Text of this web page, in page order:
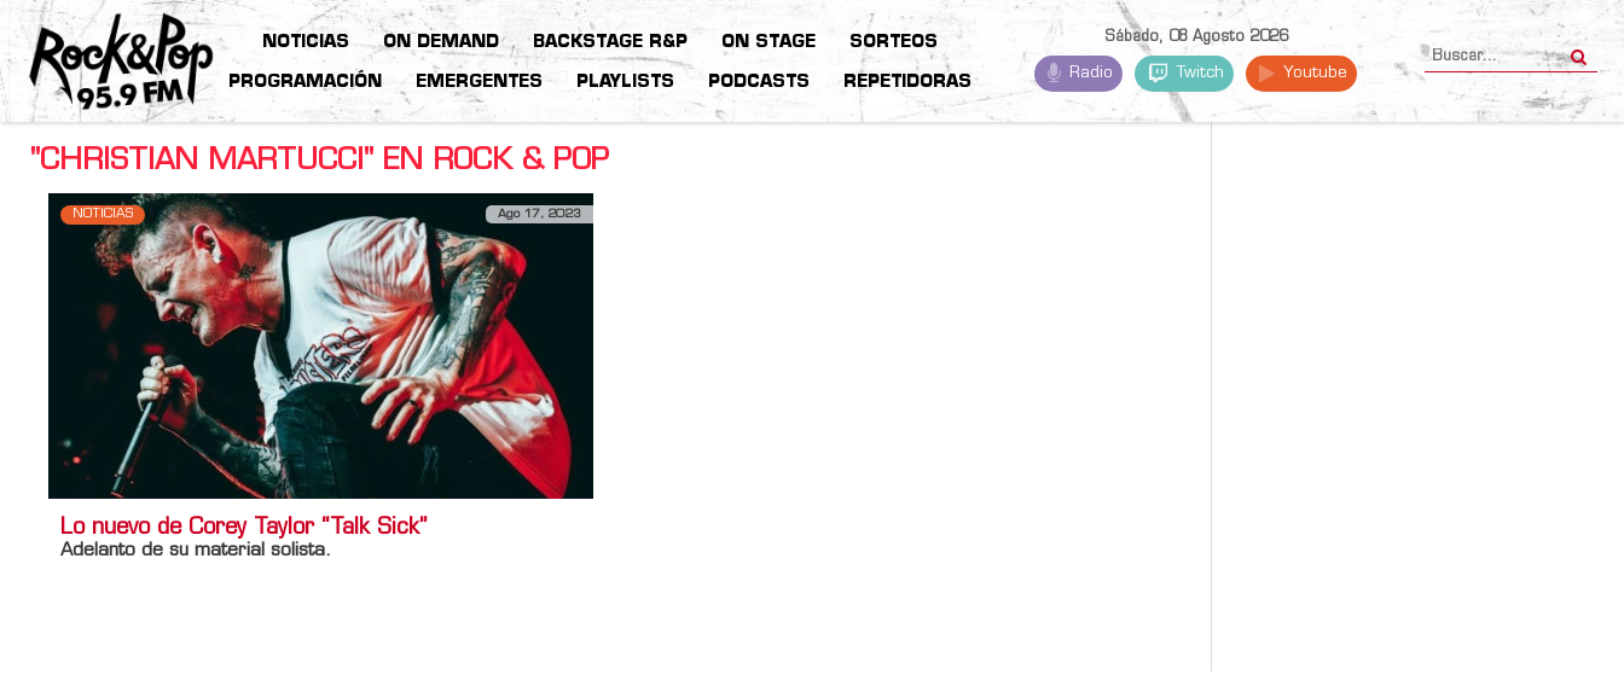
NOTICIAS ON DEMAND BACKSTAGE R&P ON STAGE SORTEOS
PROGRAMACIÓN EMERGENTES PLAYLISTS PODCASTS REPETIDORAS
Sábado, 08 Agosto 2026
Radio Twitch Youtube
"CHRISTIAN MARTUCCI" EN ROCK & POP
NOTICIAS Ago 17, 2023
Lo nuevo de Corey Taylor “Talk Sick”
Adelanto de su material solista.